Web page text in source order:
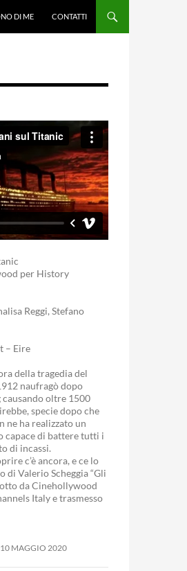
DI ME CONTATTI
per History
Reggi, Stefano
– Eire
della tragedia del
naufragò dopo
causando oltre 1500
specie dopo che
ne ha realizzato un
capace di battere tutti i
di incassi.
c’è ancora, e ce lo
Valerio Scheggia “Gli
da Cinehollywood
Italy e trasmesso
10 MAGGIO 2020